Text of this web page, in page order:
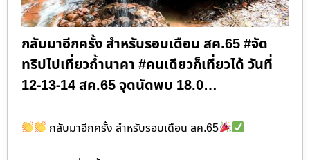
กลับมาอีกครั้ง สำหรับรอบเดือน สค.65 #จัด
ทริปไปเที่ยวถ้ำนาคา #คนเดียวก็เที่ยวได้ วันที่
12-13-14 สค.65 จุดนัดพบ 18.0…
กลับมาอีกครั้ง สำหรับรอบเดือน สค.65